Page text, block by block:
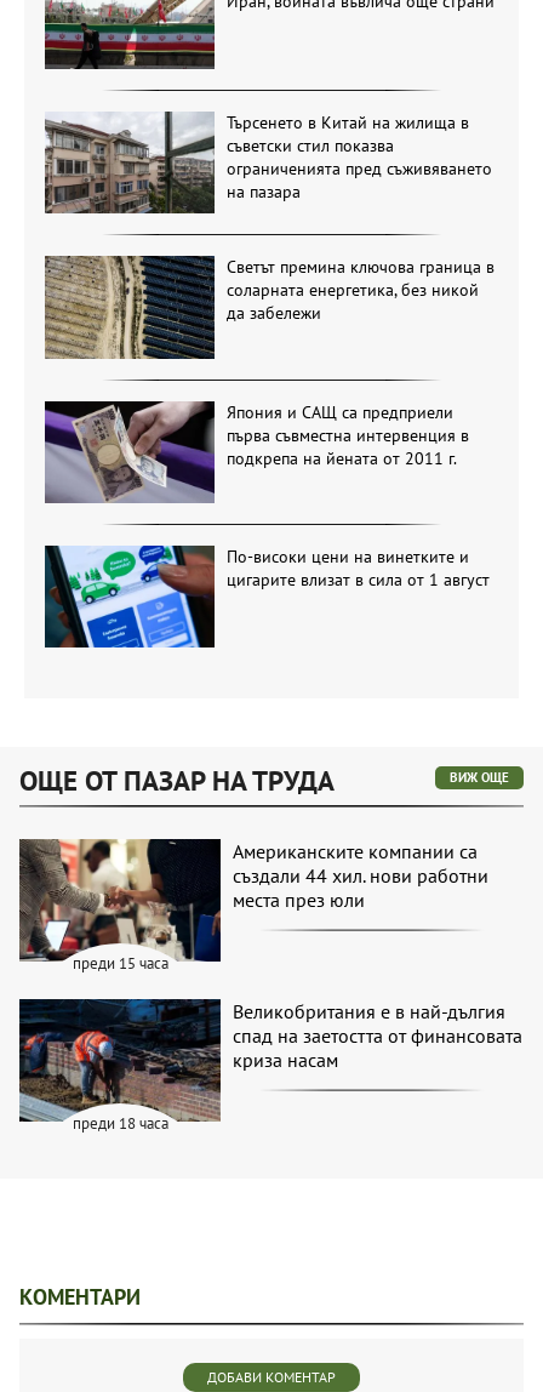
Търсенето в Китай на жилища в
съветски стил показва
ограниченията пред съживяването
на пазара
Светът премина ключова граница в
соларната енергетика, без никой
да забележи
Япония и САЩ са предприели
първа съвместна интервенция в
подкрепа на йената от 2011 г.
По-високи цени на винетките и
цигарите влизат в сила от 1 август
ОЩЕ ОТ ПАЗАР НА ТРУДА ВИЖ ОЩЕ
преди 15 часа
Американските компании са
създали 44 хил. нови работни
места през юли
преди 18 часа
Великобритания е в най-дългия
спад на заетостта от финансовата
криза насам
КОМЕНТАРИ
ДОБАВИ КОМЕНТАР